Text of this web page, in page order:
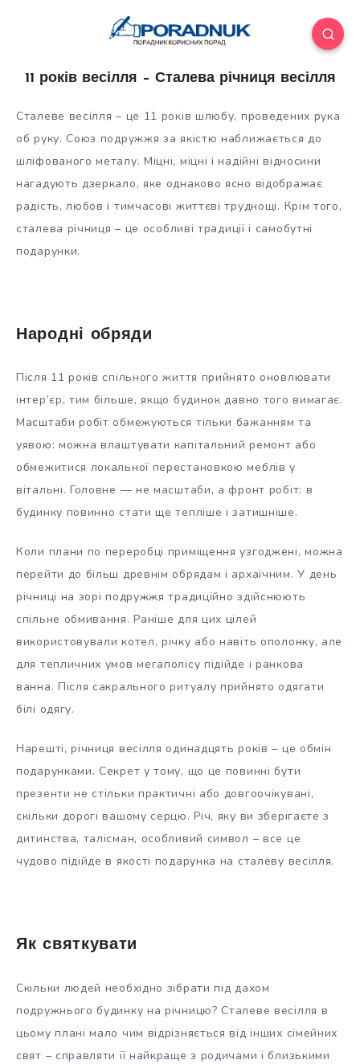
11 років весілля – Сталева річниця весілля
Сталеве весілля – це 11 років шлюбу, проведених рука
об руку. Союз подружжя за якістю наближається до
шліфованого металу. Міцні, міцні і надійні відносини
нагадують дзеркало, яке однаково ясно відображає
радість, любов і тимчасові життєві труднощі. Крім того,
сталева річниця – це особливі традиції і самобутні
подарунки.
Народні обряди
Після 11 років спільного життя прийнято оновлювати
інтер’єр, тим більше, якщо будинок давно того вимагає.
Масштаби робіт обмежуються тільки бажанням та
уявою: можна влаштувати капітальний ремонт або
обмежитися локальної перестановкою меблів у
вітальні. Головне — не масштаби, а фронт робіт: в
будинку повинно стати ще тепліше і затишніше.
Коли плани по переробці приміщення узгоджені, можна
перейти до більш древнім обрядам і архаїчним. У день
річниці на зорі подружжя традиційно здійснюють
спільне обмивання. Раніше для цих цілей
використовували котел, річку або навіть ополонку, але
для тепличних умов мегаполісу підійде і ранкова
ванна. Після сакрального ритуалу прийнято одягати
білі одягу.
Нарешті, річниця весілля одинадцять років – це обмін
подарунками. Секрет у тому, що це повинні бути
презенти не стільки практичні або довгоочікувані,
скільки дорогі вашому серцю. Річ, яку ви зберігаєте з
дитинства, талісман, особливий символ – все це
чудово підійде в якості подарунка на сталеву весілля.
Як святкувати
Скільки людей необхідно зібрати під дахом
подружнього будинку на річницю? Сталеве весілля в
цьому плані мало чим відрізняється від інших сімейних
свят – справляти її найкраще з родичами і близькими